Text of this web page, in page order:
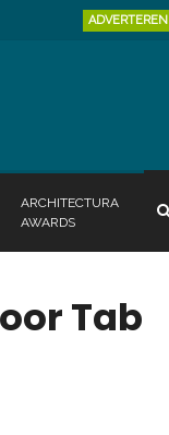
ADVERTEREN
ARCHITECTURA
AWARDS
Tab